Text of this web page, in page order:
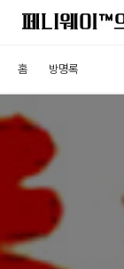
홈 방명록